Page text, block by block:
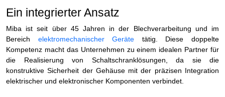
Ein integrierter Ansatz
Miba ist seit über 45 Jahren in der Blechverarbeitung und im
Bereich
elektromechanischer Geräte tätig. Diese doppelte
Kompetenz macht das Unternehmen zu einem idealen Partner für
die Realisierung von Schaltschranklösungen, da sie die
konstruktive Sicherheit der Gehäuse mit der präzisen Integration
elektrischer und elektronischer Komponenten verbindet.